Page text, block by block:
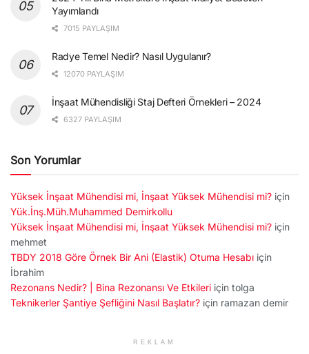
Yayımlandı
7015 PAYLAŞIM
Radye Temel Nedir? Nasıl Uygulanır?
12070 PAYLAŞIM
İnşaat Mühendisliği Staj Defteri Örnekleri – 2024
6327 PAYLAŞIM
Son Yorumlar
Yüksek İnşaat Mühendisi mi, İnşaat Yüksek Mühendisi mi? için
Yük.İnş.Müh.Muhammed Demirkollu
Yüksek İnşaat Mühendisi mi, İnşaat Yüksek Mühendisi mi? için
mehmet
TBDY 2018 Göre Örnek Bir Ani (Elastik) Otuma Hesabı için
İbrahim
Rezonans Nedir? | Bina Rezonansı Ve Etkileri için tolga
Teknikerler Şantiye Şefliğini Nasıl Başlatır? için ramazan demir
REKLAM